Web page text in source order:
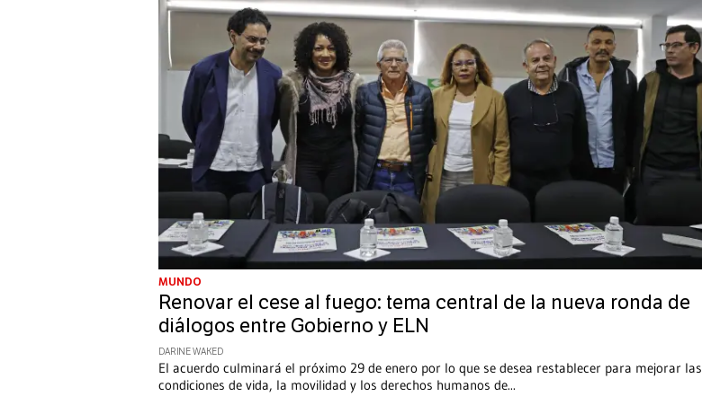
MUNDO
Renovar el cese al fuego: tema central de la nueva ronda de
diálogos entre Gobierno y ELN
DARINE WAKED
El acuerdo culminará el próximo 29 de enero por lo que se desea restablecer para mejorar las
condiciones de vida, la movilidad y los derechos humanos de...